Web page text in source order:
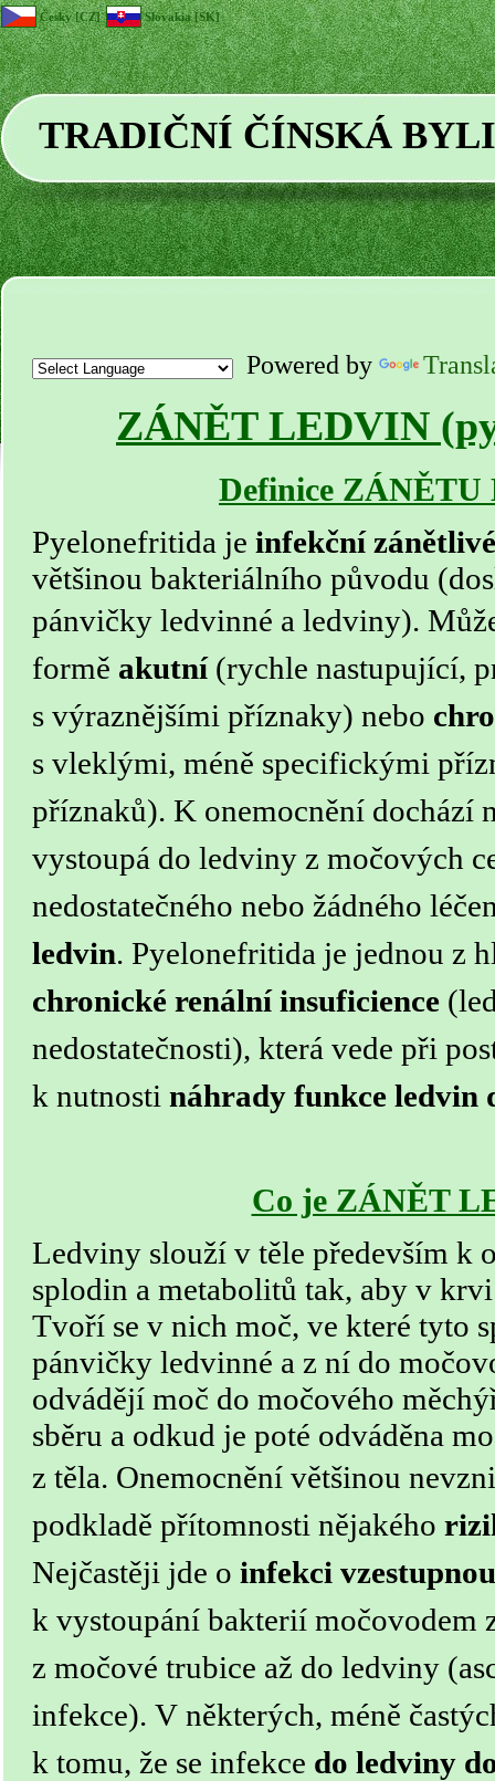
TRADIČNÍ ČÍNSKÁ
Česky [CZ] Slovakia [SK]
Powered by
ZÁNĚT LEDVIN
Definice
Pyelonefritida je infekční
většinou bakteriálního původu
pánvičky ledvinné a ledviny).
formě akutní(rychle nastupující,
s výraznějšími příznaky) nebo
s vleklými, méně specifickými
příznaků). K onemocnění dochází
vystoupá do ledviny z močových
nedostatečného nebo žádného
ledvin. Pyelonefritida je jednou z
chronické renální insuficience
nedostatečnosti), která vede při
k nutnosti náhrady funkce ledvin
Co je ZÁNĚT
Ledviny slouží v těle především k
splodin a metabolitů tak, aby v
Tvoří se v nich moč, ve které tyto
pánvičky ledvinné a z ní do
odvádějí moč do močového
sběru a odkud je poté odváděna
z těla. Onemocnění většinou
podkladě přítomnosti nějakého
Nejčastěji jde o infekci vzestupnou
k vystoupání bakterií močovodem
z močové trubice až do ledviny
infekce). V některých, méně
k tomu, že se infekce do ledviny